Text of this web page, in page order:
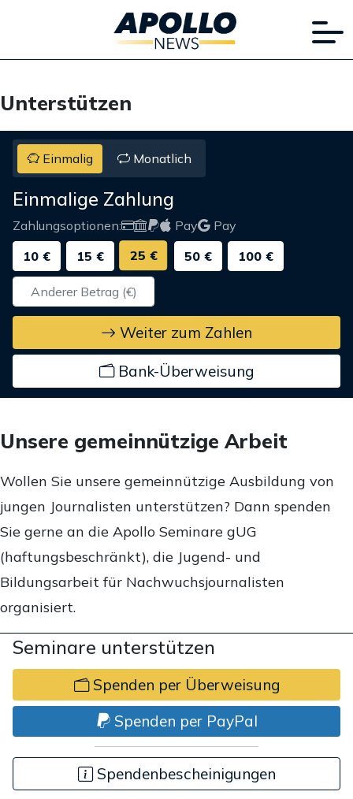
Unterstützen
Einmalig Monatlich
Einmalige Zahlung
Zahlungsoptionen: Pay
Pay
10 €
15 € 25 € 50 € 100 €
Weiter zum Zahlen
Bank-Überweisung
Unsere gemeinnützige Arbeit
Wollen Sie unsere gemeinnützige Ausbildung von
jungen Journalisten unterstützen? Dann spenden
Sie gerne an die Apollo Seminare gUG
(haftungsbeschränkt), die Jugend- und
Bildungsarbeit für Nachwuchsjournalisten
organisiert.
Seminare unterstützen
Spenden per Überweisung
Spenden per PayPal
Spendenbescheinigungen